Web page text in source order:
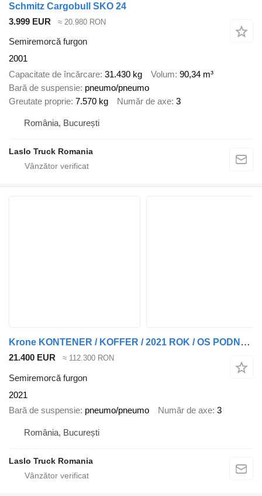
Schmitz Cargobull SKO 24
3.999 EUR
≈ 20.980 RON
Semiremorcă furgon
2001
Capacitate de încărcare 31.430 kg Volum 90,34 m³
Bară de suspensie pneumo/pneumo
Greutate proprie 7.570 kg Număr de axe 3
România, București
Laslo Truck Romania
Krone KONTENER / KOFFER / 2021 ROK / OS PODNOSZONA
21.400 EUR ≈ 112.300 RON
Semiremorcă furgon
2021
Bară de suspensie pneumo/pneumo Număr de axe 3
România, București
Laslo Truck Romania